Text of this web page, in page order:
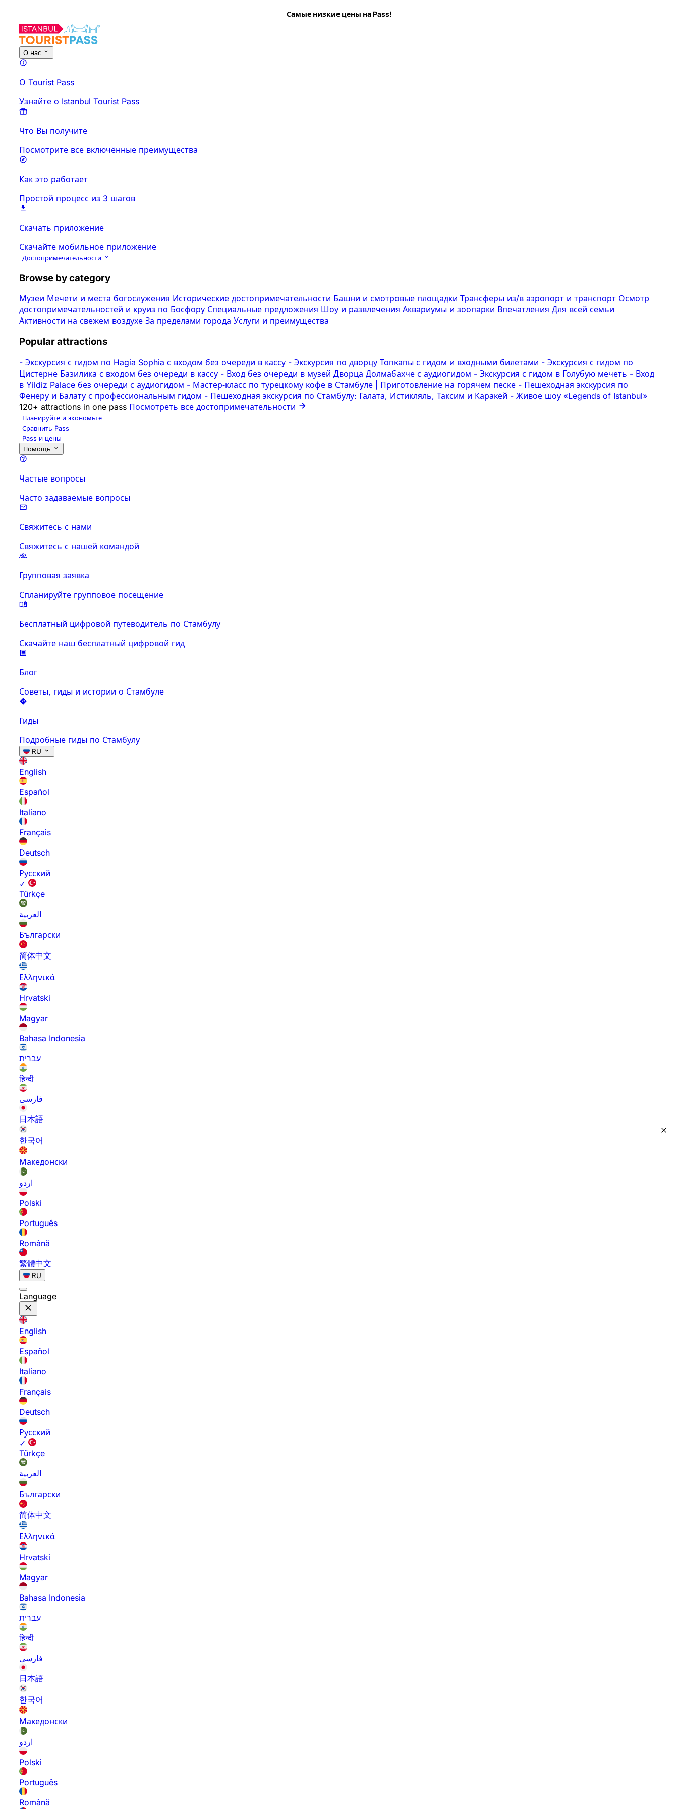
Самые низкие цены на Pass!
О нас
О Tourist Pass
Узнайте о Istanbul Tourist Pass
Что Вы получите
Посмотрите все включённые преимущества
Как это работает
Простой процесс из 3 шагов
Скачать приложение
Скачайте мобильное приложение
Достопримечательности
Browse by category
Музеи Мечети и места богослужения Исторические достопримечательности Башни и смотровые площадки Трансферы из/в аэропорт и транспорт Осмотр
достопримечательностей и круиз по Босфору Специальные предложения Шоу и развлечения Аквариумы и зоопарки Впечатления Для всей семьи
Активности на свежем воздухе За пределами города Услуги и преимущества
Popular attractions
- Экскурсия с гидом по Hagia Sophia с входом без очереди в кассу - Экскурсия по дворцу Топкапы с гидом и входными билетами - Экскурсия с гидом по
Цистерне Базилика с входом без очереди в кассу - Вход без очереди в музей Дворца Долмабахче с аудиогидом - Экскурсия с гидом в Голубую мечеть - Вход
в Yildiz Palace без очереди с аудиогидом - Мастер‑класс по турецкому кофе в Стамбуле | Приготовление на горячем песке - Пешеходная экскурсия по
Фенеру и Балату с профессиональным гидом - Пешеходная экскурсия по Стамбулу: Галата, Истикляль, Таксим и Каракёй - Живое шоу «Legends of Istanbul»
120+ attractions in one pass Посмотреть все достопримечательности
Планируйте и экономьте
Сравнить Pass
Pass и цены
Помощь
Частые вопросы
Часто задаваемые вопросы
Свяжитесь с нами
Свяжитесь с нашей командой
Групповая заявка
Спланируйте групповое посещение
Бесплатный цифровой путеводитель по Стамбулу
Скачайте наш бесплатный цифровой гид
Блог
Советы, гиды и истории о Стамбуле
Гиды
Подробные гиды по Стамбулу
RU
English
Español
Italiano
Français
Deutsch
Русский
✓
Türkçe
العربية
Български
简体中文
Ελληνικά
Hrvatski
Magyar
Bahasa Indonesia
עברית
हिन्दी
فارسی
日本語
한국어
Македонски
اردو
Polski
Português
Română
繁體中文
RU
Language
English
Español
Italiano
Français
Deutsch
Русский
✓
Türkçe
العربية
Български
简体中文
Ελληνικά
Hrvatski
Magyar
Bahasa Indonesia
עברית
हिन्दी
فارسی
日本語
한국어
Македонски
اردو
Polski
Português
Română
Полезно знать перед визитом Часто задаваемые вопросы